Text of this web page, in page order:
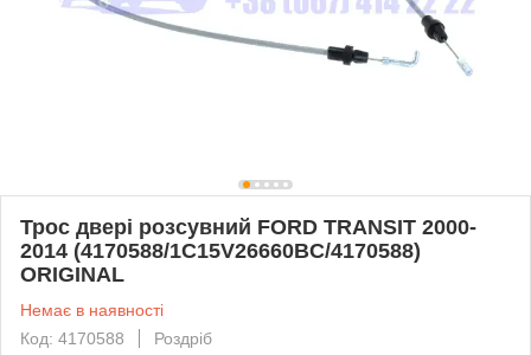
Трос двері розсувний FORD TRANSIT 2000-
2014 (4170588/1C15V26660BC/4170588)
ORIGINAL
Немає в наявності
Код: 4170588
Роздріб